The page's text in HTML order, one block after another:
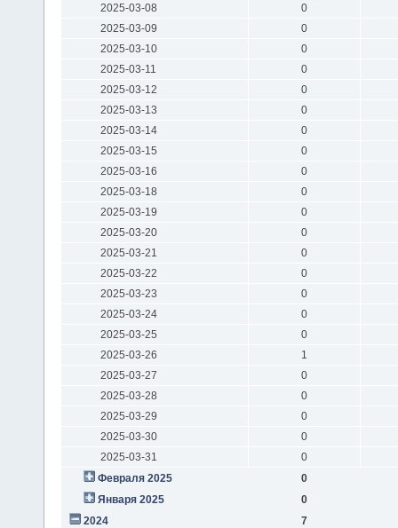
2025-03-08
0
2025-03-09
0
2025-03-10
0
2025-03-11
0
2025-03-12
0
2025-03-13
0
2025-03-14
0
2025-03-15
0
2025-03-16
0
2025-03-18
0
2025-03-19
0
2025-03-20
0
2025-03-21
0
2025-03-22
0
2025-03-23
0
2025-03-24
0
2025-03-25
0
2025-03-26
1
2025-03-27
0
2025-03-28
0
2025-03-29
0
2025-03-30
0
2025-03-31
0
Февраля 2025
0
Января 2025
0
2024
7